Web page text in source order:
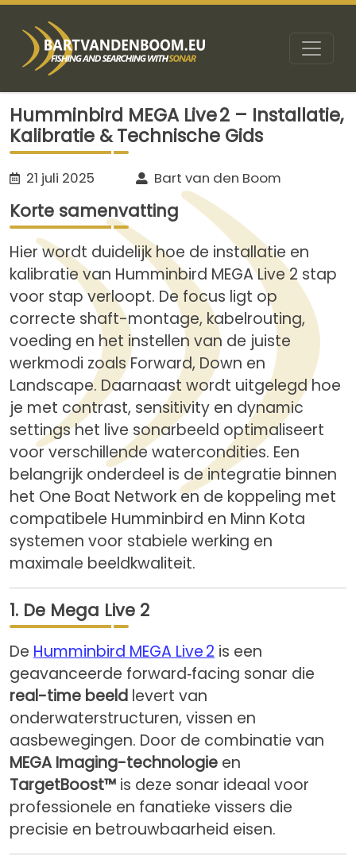
Humminbird MEGA Live 2 – Installatie,
Kalibratie & Technische Gids
21 juli 2025 Bart van den Boom
Korte samenvatting
Hier wordt duidelijk hoe de installatie en
kalibratie van Humminbird MEGA Live 2 stap
voor stap verloopt. De focus ligt op
correcte shaft-montage, kabelrouting,
voeding en het instellen van de juiste
werkmodi zoals Forward, Down en
Landscape. Daarnaast wordt uitgelegd hoe
je met contrast, sensitivity en dynamic
settings het live sonarbeeld optimaliseert
voor verschillende watercondities. Een
belangrijk onderdeel is de integratie binnen
het One Boat Network en de koppeling met
compatibele Humminbird en Minn Kota
systemen voor stabiele werking en
maximale beeldkwaliteit.
1. De Mega Live 2
De Humminbird MEGA Live 2 is een
geavanceerde forward‑facing sonar die
real-time beeld levert van
onderwaterstructuren, vissen en
aasbewegingen. Door de combinatie van
MEGA Imaging-technologie en
TargetBoost™ is deze sonar ideaal voor
professionele en fanatieke vissers die
precisie en betrouwbaarheid eisen.